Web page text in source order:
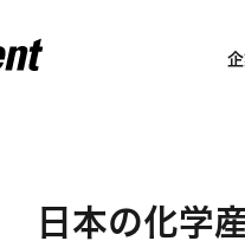
日本の化学